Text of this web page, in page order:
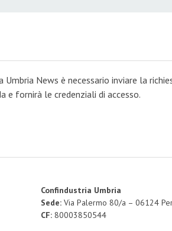
Umbria News è necessario inviare la
e fornirà le credenziali di accesso.
Confindustria Umbria
Sede: Via Palermo 80/a – 06124
CF: 80003850544